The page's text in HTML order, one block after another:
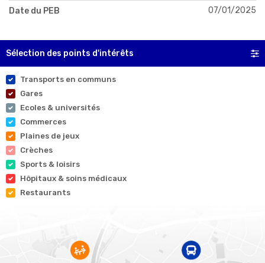
Date du PEB 07/01/2025
Sélection des points d'intérêts
Transports en communs
Gares
Ecoles & universités
Commerces
Plaines de jeux
Crèches
Sports & loisirs
Hôpitaux & soins médicaux
Restaurants